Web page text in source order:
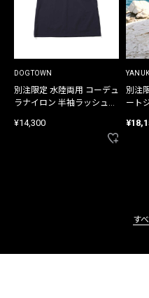
DOGTOWN
別注限定 水陸両用 コーデュ
ラナイロン 半袖ラッシュガ
¥14,300
YANUK
別注
ート
す